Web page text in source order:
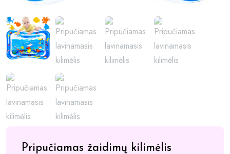
Pripučiamas žaidimų kilimėlis